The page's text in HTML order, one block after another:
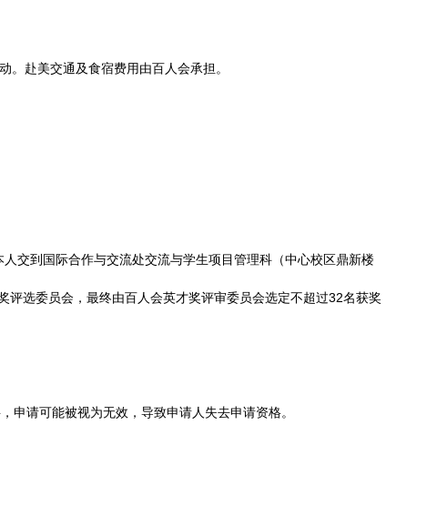
赴美交通及食宿费用由百人会承担。
交到国际合作与交流处交流与学生项目管理科（中心校区鼎新楼
选委员会，最终由百人会英才奖评审委员会选定不超过32名获奖
请可能被视为无效，导致申请人失去申请资格。